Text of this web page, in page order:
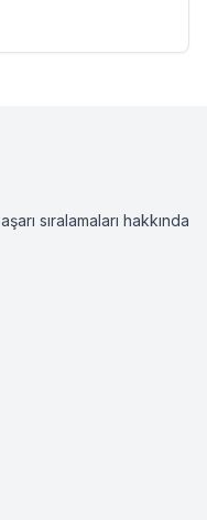
sıralamaları hakkında